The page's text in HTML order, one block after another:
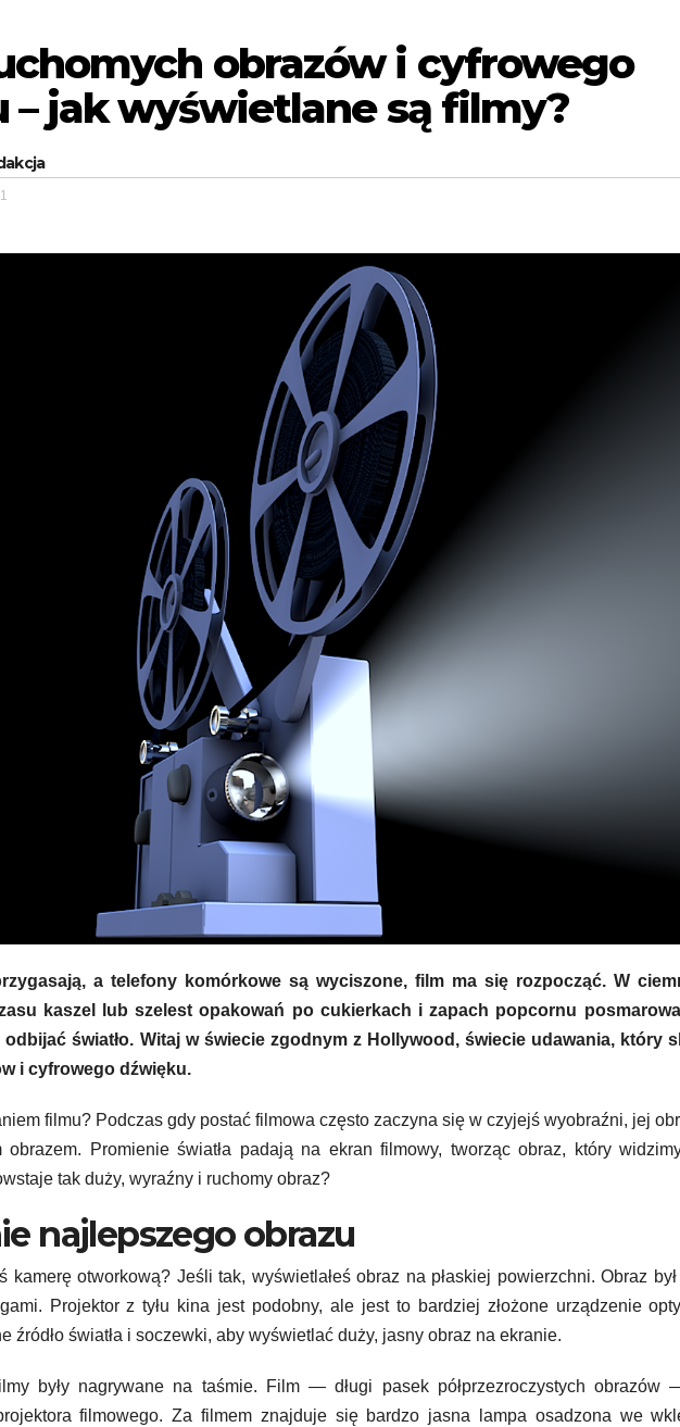
obrazów i cyfrowego
– jak wyświetlane są filmy?
a telefony komórkowe są wyciszone, film ma się rozpocząć. W
kaszel lub szelest opakowań po cukierkach i zapach popcornu
odbijać światło. Witaj w świecie zgodnym z Hollywood, świecie udawania, który
i cyfrowego dźwięku.
filmu? Podczas gdy postać filmowa często zaczyna się w czyjejś wyobraźni, jej
obrazem. Promienie światła padają na ekran filmowy, tworząc obraz, który
tak duży, wyraźny i ruchomy obraz?
najlepszego obrazu
kamerę otworkową? Jeśli tak, wyświetlałeś obraz na płaskiej powierzchni. Obraz był
Projektor z tyłu kina jest podobny, ale jest to bardziej złożone urządzenie
źródło światła i soczewki, aby wyświetlać duży, jasny obraz na ekranie.
były nagrywane na taśmie. Film — długi pasek półprzezroczystych obrazów
filmowego. Za filmem znajduje się bardzo jasna lampa osadzona we